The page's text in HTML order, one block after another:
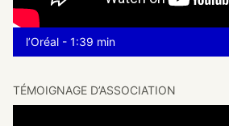
l’Oréal - 1:39 min
TÉMOIGNAGE D’ASSOCIATION